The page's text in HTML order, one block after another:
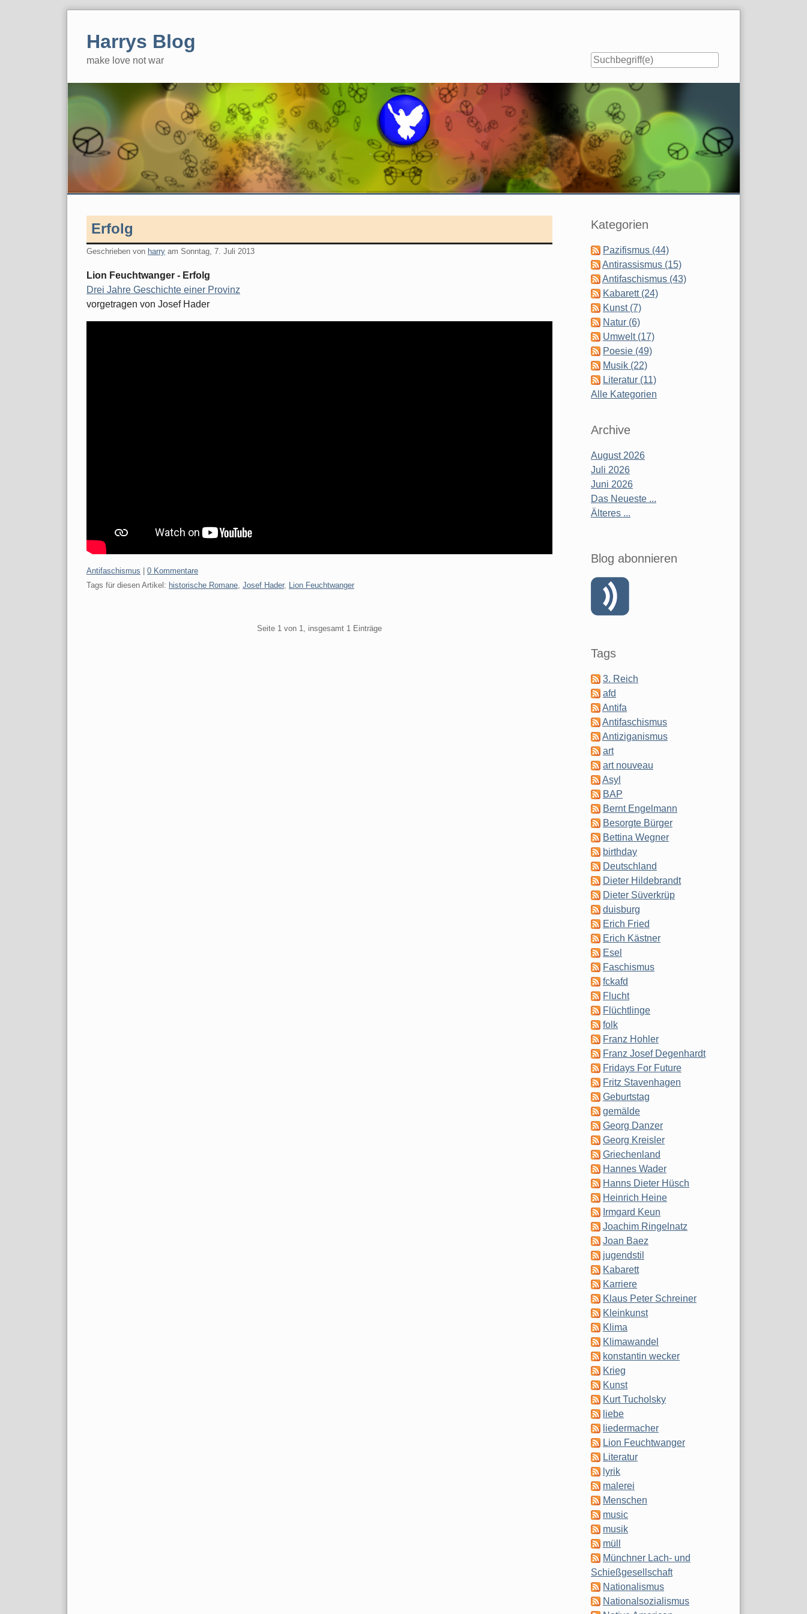
Harrys Blog
make love not war
Erfolg
Geschrieben von harry am Sonntag, 7. Juli 2013
Lion Feuchtwanger - Erfolg
Drei Jahre Geschichte einer Provinz
vorgetragen von Josef Hader
Kategorien:
Antifaschismus
0 Kommentare
Tags für diesen Artikel: historische Romane, Josef Hader, Lion Feuchtwanger
Seite 1 von 1, insgesamt 1 Einträge
Seitenleiste
Kategorien
Pazifismus (44)
Antirassismus (15)
Antifaschismus (43)
Kabarett (24)
Kunst (7)
Natur (6)
Umwelt (17)
Poesie (49)
Musik (22)
Literatur (11)
Alle Kategorien
Archive
August 2026
Juli 2026
Juni 2026
Das Neueste ...
Älteres ...
Blog abonnieren
Tags
3. Reich
afd
Antifa
Antifaschismus
Antiziganismus
art
art nouveau
Asyl
BAP
Bernt Engelmann
Besorgte Bürger
Bettina Wegner
birthday
Deutschland
Dieter Hildebrandt
Dieter Süverkrüp
duisburg
Erich Fried
Erich Kästner
Esel
Faschismus
fckafd
Flucht
Flüchtlinge
folk
Franz Hohler
Franz Josef Degenhardt
Fridays For Future
Fritz Stavenhagen
Geburtstag
gemälde
Georg Danzer
Georg Kreisler
Griechenland
Hannes Wader
Hanns Dieter Hüsch
Heinrich Heine
Irmgard Keun
Joachim Ringelnatz
Joan Baez
jugendstil
Kabarett
Karriere
Klaus Peter Schreiner
Kleinkunst
Klima
Klimawandel
konstantin wecker
Krieg
Kunst
Kurt Tucholsky
liebe
liedermacher
Lion Feuchtwanger
Literatur
lyrik
malerei
Menschen
music
musik
müll
Münchner Lach- und
Schießgesellschaft
Nationalismus
Nationalsozialismus